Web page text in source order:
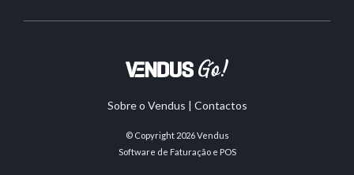
Sobre o Vendus | Contactos
© Copyright 2026Vendus
Software de Faturação e POS